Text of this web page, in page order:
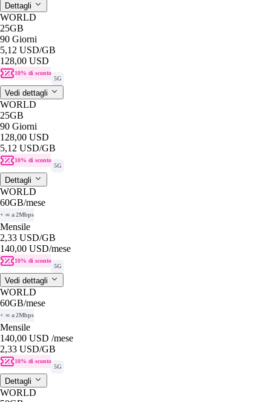
Dettagli
WORLD
25GB
90 Giorni
5,12 USD/GB
128,00 USD
10% di sconto
5G
Vedi dettagli
WORLD
25GB
90 Giorni
128,00 USD
5,12 USD/GB
10% di sconto
5G
Dettagli
WORLD
60GB/mese
+ ∞ a 2Mbps
Mensile
2,33 USD/GB
140,00 USD/mese
10% di sconto
5G
Vedi dettagli
WORLD
60GB/mese
+ ∞ a 2Mbps
Mensile
140,00 USD /mese
2,33 USD/GB
10% di sconto
5G
Dettagli
WORLD